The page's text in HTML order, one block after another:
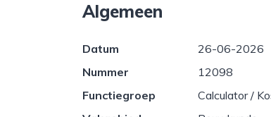
Algemeen
Datum
26-06-2026
Nummer
12098
Functiegroep
Calculator /